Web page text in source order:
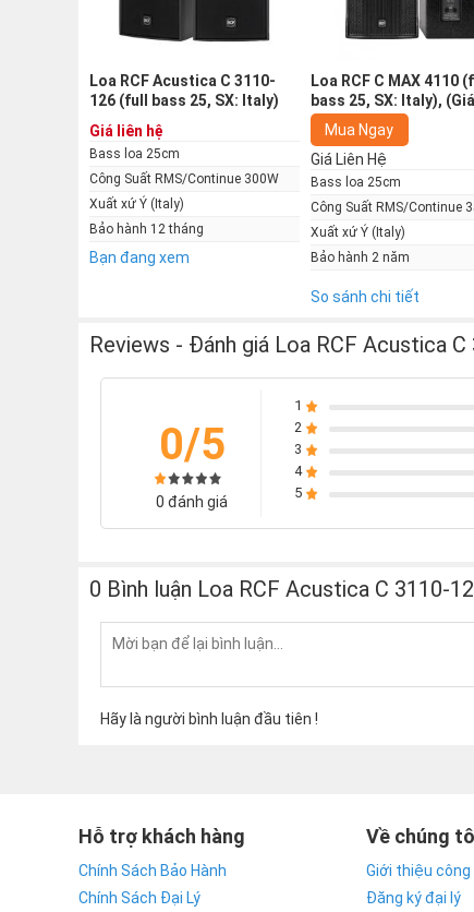
hãng RCF danh tiếng. Kể từ khi được ra mắt,
karaoke khác của thương hiệu Italy. Các cặp
Sanzio thuộc thành phố Reggio Emilia phía
của nước Ý trong thời kỳ phục hưng cùng với
cao mà hãng RCF đặt ra cho dòng loa Series
của dòng sản phẩm này.
Những công nghệ mới lạ của Loa
Công nghệ Active Mosfet
nóng... cho thiết bị hoạt động bền bỉ.
Loa RCF Acustica C 3110-
126 (full bass 25, SX: Italy)
Giá liên hệ
Bass loa 25cm
Công Suất RMS/Continue 300W
Xuất xứ Ý (Italy)
Bảo hành 12 tháng
Bạn đang xem
Loa RCF C MAX 4110
bass 25, SX: Italy),
chiếc)
Mua Ngay
Giá Liên Hệ
Bass loa 25cm
Công Suất RMS/Continue
Xuất xứ Ý (Italy)
Bảo hành 2 năm
So sánh chi tiết
Reviews - Đánh giá Loa RCF Acustica
0/5
0 đánh giá
1
2
3
4
5
0 Bình luận Loa RCF Acustica C 3110-
Hãy là người bình luận đầu tiên !
Hỗ trợ khách hàng
Chính Sách Bảo Hành
Chính Sách Đại Lý
Về chúng
Giới thiệu
Đăng ký đại lý